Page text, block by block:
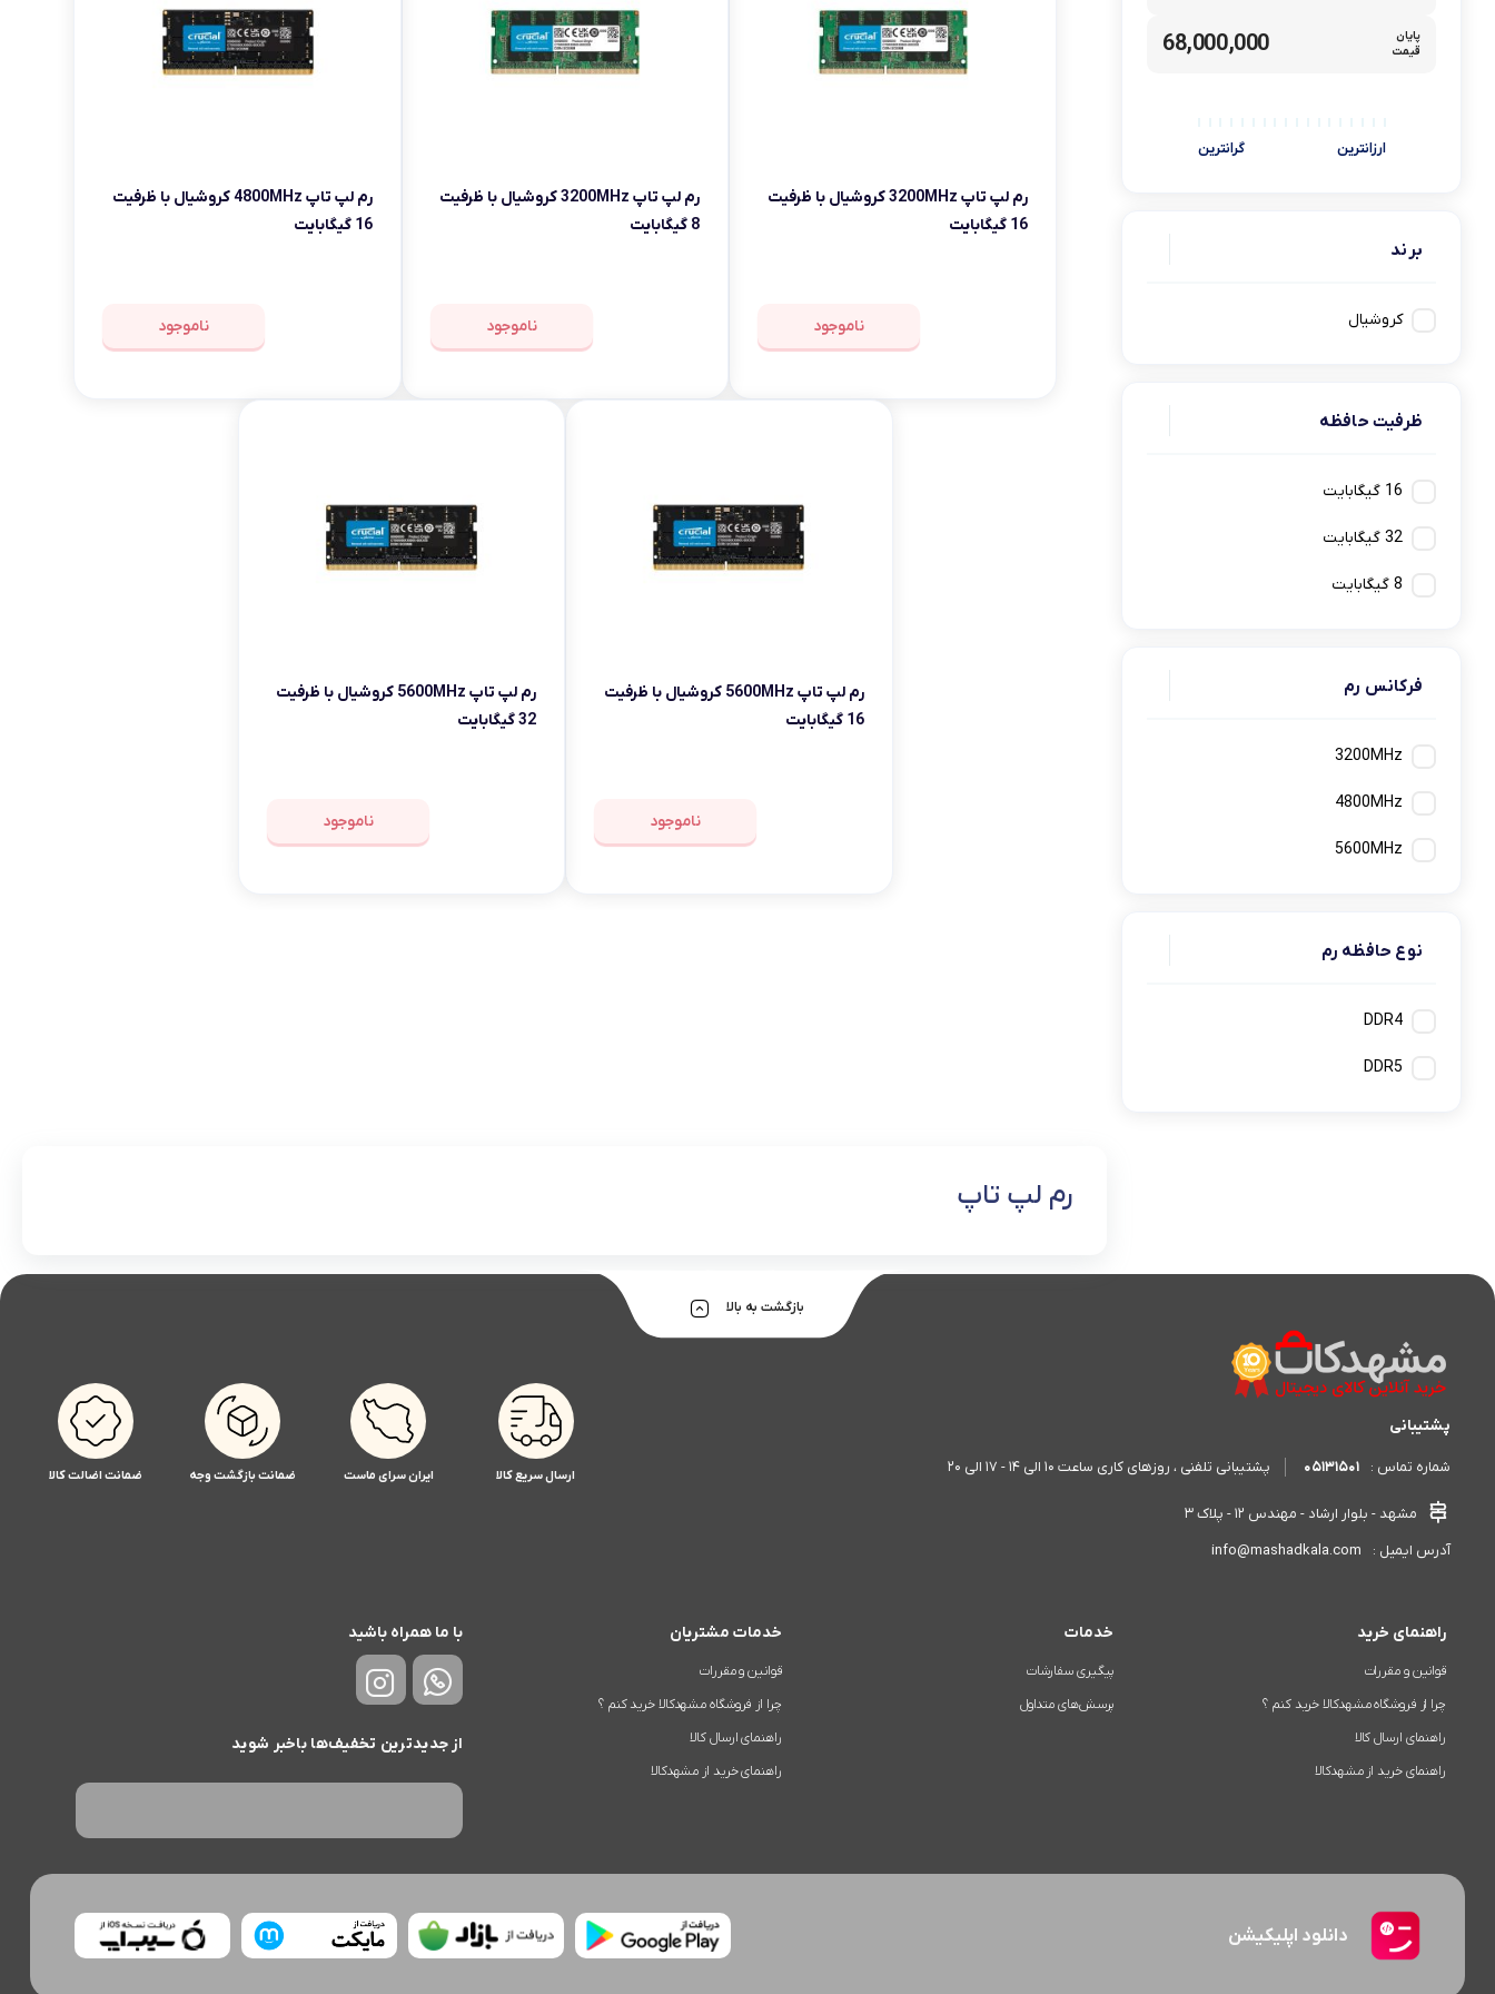
msi
Dell
پایان
قیمت
68,000,000
ارزانترین گرانترین
برند
کروشیال
ظرفیت حافظه
16 گيگابايت
32 گيگابايت
8 گیگابایت
فرکانس رم
3200MHz
4800MHz
5600MHz
نوع حافظه رم
DDR4
DDR5
رم لپ تاپ 3200MHz کروشیال با ظرفیت
16 گیگابایت
ناموجود
رم لپ تاپ 3200MHz کروشیال با ظرفیت
8 گیگابایت
ناموجود
رم لپ تاپ 4800MHz کروشیال با ظرفیت
16 گیگابایت
ناموجود
رم لپ تاپ 5600MHz کروشیال با ظرفیت
16 گیگابایت
ناموجود
رم لپ تاپ 5600MHz کروشیال با ظرفیت
32 گیگابایت
ناموجود
رم لپ تاپ
بازگشت به بالا
پشتیبانی
شماره تماس : 05131501 پشتیبانی تلفنی ، روزهای کاری ساعت 10 الی 14 - 17 الی 20
مشهد - بلوار ارشاد - مهندس 12 - پلاک 3
آدرس ایمیل :
info@mashadkala.com
ارسال سریع کالا ایران سرای ماست ضمانت بازگشت وجه ضمانت اضالت کالا
راهنمای خرید
قوانین و مقررات
چرا از فروشگاه مشهدکالا خرید کنم ؟
راهنمای ارسال کالا
راهنمای خرید از مشهدکالا
خدمات
پیگیری سفارشات
پرسش‌های متداول
خدمات مشتریان
قوانین و مقررات
چرا از فروشگاه مشهدکالا خرید کنم ؟
راهنمای ارسال کالا
راهنمای خرید از مشهدکالا
با ما همراه باشید
از جدیدترین تخفیف‌ها باخبر شوید
دانلود اپلیکیشن